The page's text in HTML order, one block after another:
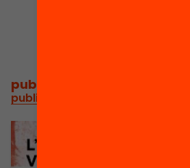
publicacions i vídeos
publicacions i vídeos relacionats